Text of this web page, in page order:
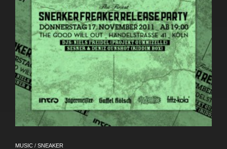
MUSIC / SNEAKER